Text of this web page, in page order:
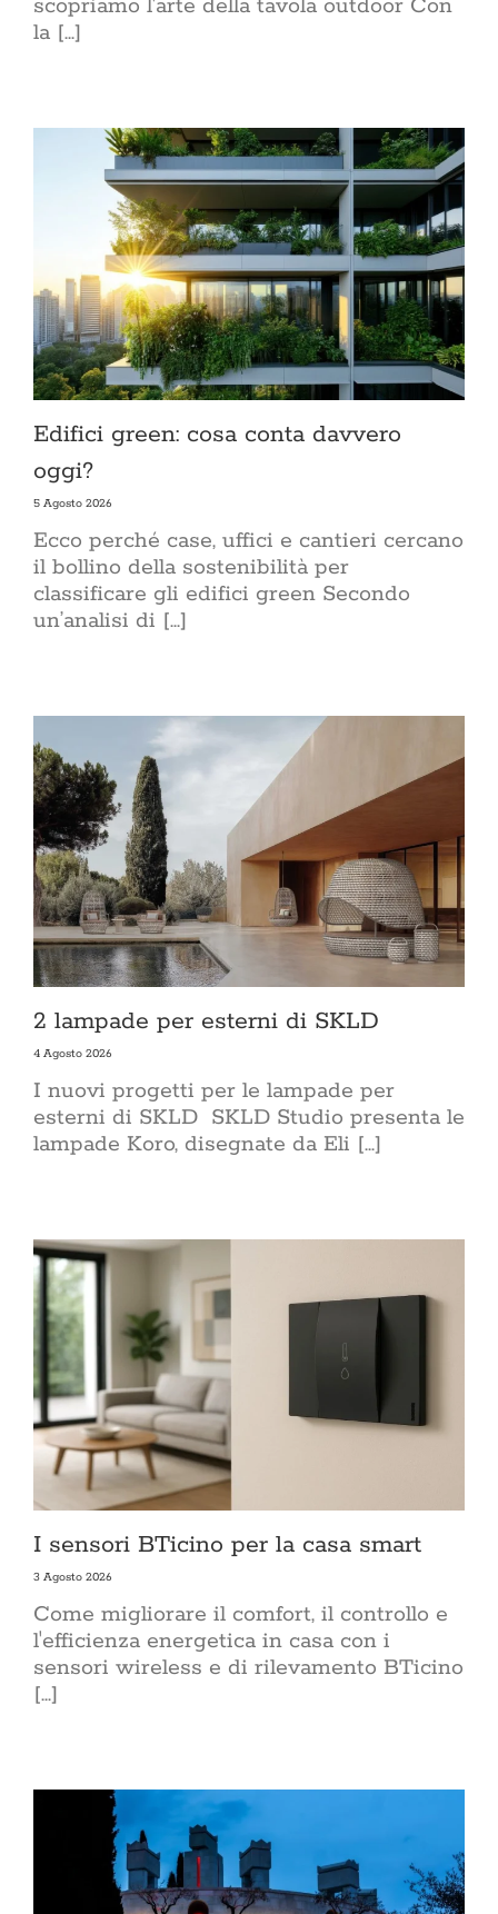
scopriamo l'arte della tavola outdoor Con
la [...]
Edifici green: cosa conta davvero
oggi?
5 Agosto 2026
Ecco perché case, uffici e cantieri cercano
il bollino della sostenibilità per
classificare gli edifici green Secondo
un’analisi di [...]
2 lampade per esterni di SKLD
4 Agosto 2026
I nuovi progetti per le lampade per
esterni di SKLD SKLD Studio presenta le
lampade Koro, disegnate da Eli [...]
I sensori BTicino per la casa smart
3 Agosto 2026
Come migliorare il comfort, il controllo e
l'efficienza energetica in casa con i
sensori wireless e di rilevamento BTicino
[...]